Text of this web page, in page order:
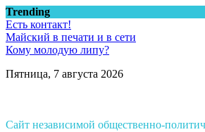
Перейти
к
содержимому
Trending
Есть контакт!
Майский в печати и в сети
Кому молодую липу?
Пятница, 7 августа 2026
Сайт независимой общественно-